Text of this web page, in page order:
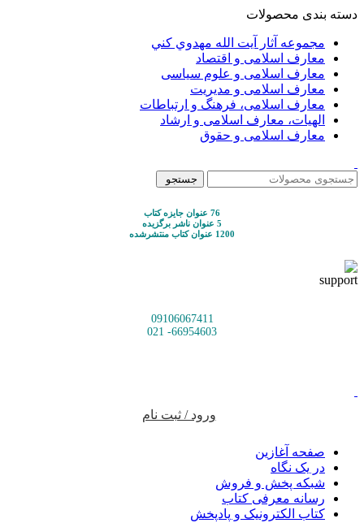
دسته بندی محصولات
مجموعه آثار آيت الله مهدوي كني
معارف اسلامی و اقتصاد
معارف اسلامی و علوم سیاسی
معارف اسلامی و مدیریت
معارف اسلامی، فرهنگ و ارتباطات
الهیات، معارف اسلامی و ارشاد
معارف اسلامی و حقوق
جستجو
76 عنوان جایزه کتاب
5 عنوان ناشر برگزیده
1200 عنوان کتاب منتشرشده
09106067411
66954603- 021
ورود / ثبت نام
صفحه آغازین
در یک نگاه
شبکه پخش و فروش
رسانه معرفی کتاب
کتاب الکترونیک و پادپخش